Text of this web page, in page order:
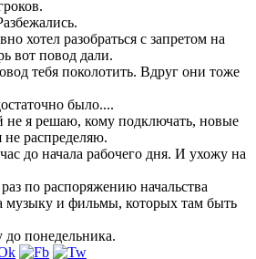
хотел разобраться с запретом на
вот повод дали.
тебя поколотить. Вдруг они тоже
было....
не я решаю, кому подключать, новые
распределяю.
до начала рабочего дня. И ухожу на
по распоряжению начальства
музыку и фильмы, которых там быть
понедельника.